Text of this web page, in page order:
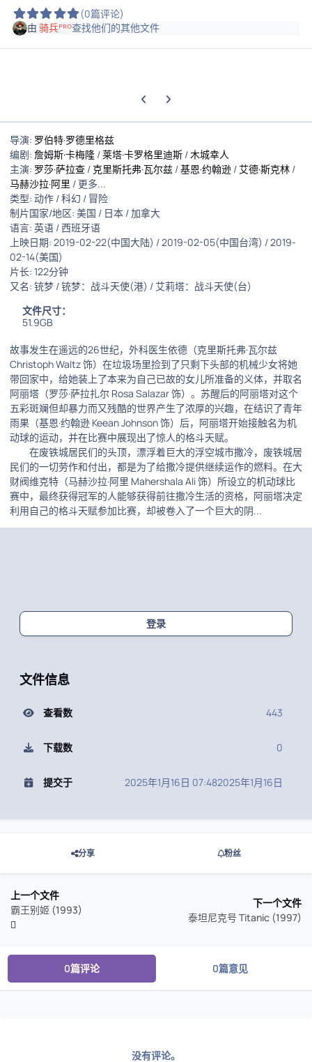
(0篇评论)
由骑兵ᴾᴿᴼ查找他们的其他文件
上一张轮播幻灯片
下一张轮播幻灯片
导演: 罗伯特·罗德里格兹
编剧: 詹姆斯·卡梅隆 /莱塔·卡罗格里迪斯 /木城幸人
主演: 罗莎·萨拉查 / 克里斯托弗·瓦尔兹 /基恩·约翰逊 /艾德·斯克林 /
马赫沙拉·阿里 / 更多...
类型: 动作 / 科幻 / 冒险
制片国家/地区: 美国 / 日本 / 加拿大
语言: 英语 / 西班牙语
上映日期: 2019-02-22(中国大陆) / 2019-02-05(中国台湾) / 2019-
02-14(美国)
片长: 122分钟
又名: 铳梦 / 铳梦：战斗天使(港) / 艾莉塔：战斗天使(台)
文件尺寸：
51.9GB
故事发生在遥远的26世纪，外科医生依德（克里斯托弗·瓦尔兹
Christoph Waltz 饰）在垃圾场里捡到了只剩下头部的机械少女将她
带回家中，给她装上了本来为自己已故的女儿所准备的义体，并取名
阿丽塔（罗莎·萨拉扎尔 Rosa Salazar 饰）。苏醒后的阿丽塔对这个
五彩斑斓但却暴力而又残酷的世界产生了浓厚的兴趣，在结识了青年
雨果（基恩·约翰逊 Keean Johnson 饰）后，阿丽塔开始接触名为机
动球的运动，并在比赛中展现出了惊人的格斗天赋。
在废铁城居民们的头顶，漂浮着巨大的浮空城市撒冷，废铁城居
民们的一切劳作和付出，都是为了给撒冷提供继续运作的燃料。在大
财阀维克特（马赫沙拉·阿里 Mahershala Ali 饰）所设立的机动球比
赛中，最终获得冠军的人能够获得前往撒冷生活的资格，阿丽塔决定
利用自己的格斗天赋参加比赛，却被卷入了一个巨大的阴...
登录
文件信息
查看数 443
下载数 0
提交于 2025年1月16日 07:482025年1月16日
分享 粉丝
上一个文件
霸王别姬 (1993)
下一个文件
泰坦尼克号 Titanic (1997)
0篇评论 0篇意见
没有评论。